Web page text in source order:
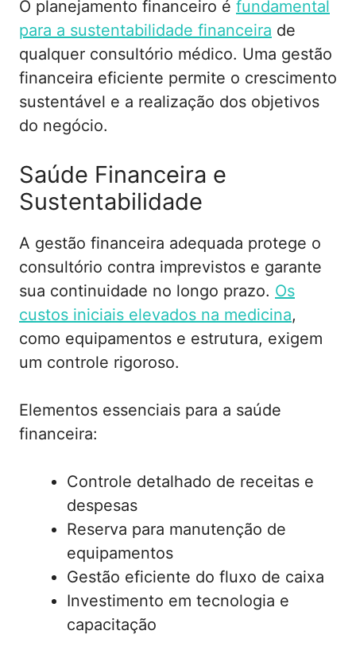
O planejamento financeiro é fundamental
para a sustentabilidade financeira de
qualquer consultório médico. Uma gestão
financeira eficiente permite o crescimento
sustentável e a realização dos objetivos
do negócio.
Saúde Financeira e
Sustentabilidade
A gestão financeira adequada protege o
consultório contra imprevistos e garante
sua continuidade no longo prazo. Os
custos iniciais elevados na medicina,
como equipamentos e estrutura, exigem
um controle rigoroso.
Elementos essenciais para a saúde
financeira:
Controle detalhado de receitas e
despesas
Reserva para manutenção de
equipamentos
Gestão eficiente do fluxo de caixa
Investimento em tecnologia e
capacitação